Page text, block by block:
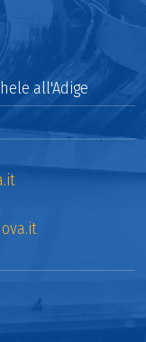
all'Adige